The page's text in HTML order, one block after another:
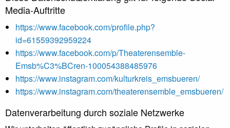
Media-Auftritte
https://www.facebook.com/profile.php?
id=61559392959224
https://www.facebook.com/p/Theaterensemble-
Emsb%C3%BCren-100054388485976
https://www.instagram.com/kulturkreis_emsbueren/
https://www.instagram.com/theaterensemble_emsbueren/
Datenverarbeitung durch soziale Netzwerke